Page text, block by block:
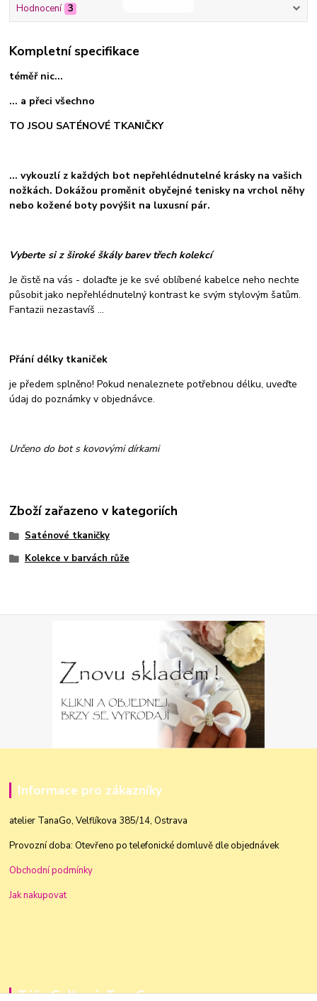
Hodnocení 3
Kompletní specifikace
téměř nic...
... a přeci všechno
TO JSOU SATÉNOVÉ TKANIČKY
... vykouzlí z každých bot nepřehlédnutelné krásky na vašich
nožkách. Dokážou proměnit obyčejné tenisky na vrchol něhy
nebo kožené boty povýšit na luxusní pár.
Vyberte si z široké škály barev třech kolekcí
Je čistě na vás - dolaďte je ke své oblíbené kabelce neho nechte
působit jako nepřehlédnutelný kontrast ke svým stylovým šatům.
Fantazii nezastavíš ...
Přání délky tkaniček
je předem splněno! Pokud nenaleznete potřebnou délku, uveďte
údaj do poznámky v objednávce.
Určeno do bot s kovovými dírkami
Zboží zařazeno v kategoriích
Saténové tkaničky
Kolekce v barvách růže
Informace pro zákazníky
atelier TanaGo, Velflíkova 385/14, Ostrava
Provozní doba: Otevřeno po telefonické domluvě dle objednávek
Obchodní podmínky
Jak nakupovat
Táňa Golková, TanaGo